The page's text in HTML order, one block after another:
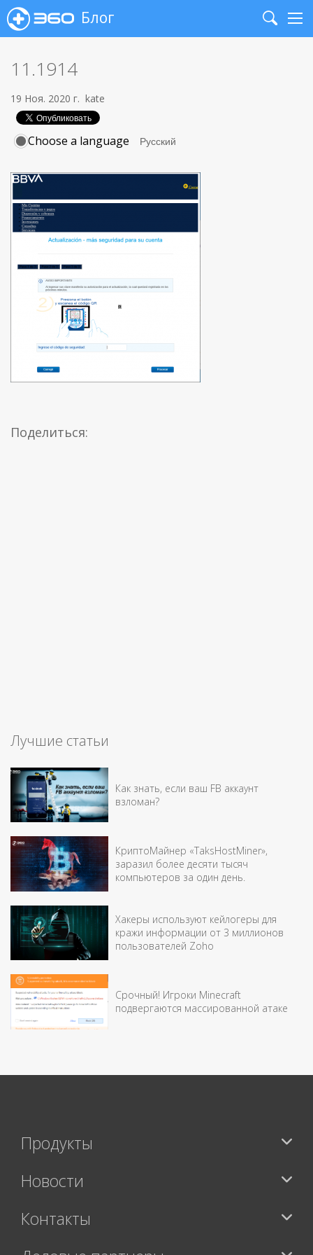
Блог
Search
11.1914
19 Ноя. 2020 г. kate
Choose a language
Поделиться:
Лучшие статьи
Как знать, если ваш FB аккаунт
взломан?
КриптоМайнер «TaksHostMiner»,
заразил более десяти тысяч
компьютеров за один день.
Хакеры используют кейлогеры для
кражи информации от 3 миллионов
пользователей Zoho
Срочный! Игроки Minecraft
подвергаются массированной атаке
Продукты
Новости
Контакты